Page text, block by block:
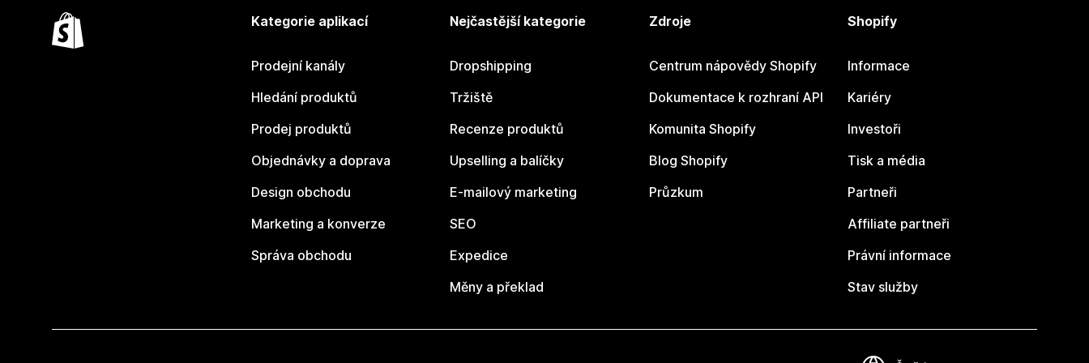
Kategorie aplikací
Prodejní kanály
Hledání produktů
Prodej produktů
Objednávky a doprava
Design obchodu
Marketing a konverze
Správa obchodu
Nejčastější kategorie
Dropshipping
Tržiště
Recenze produktů
Upselling a balíčky
E-mailový marketing
SEO
Expedice
Měny a překlad
Zdroje
Centrum nápovědy Shopify
Dokumentace k rozhraní API
Komunita Shopify
Blog Shopify
Průzkum
Shopify
Informace
Kariéry
Investoři
Tisk a média
Partneři
Affiliate partneři
Právní informace
Stav služby